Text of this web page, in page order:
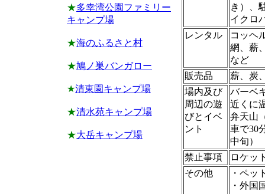
き）、
イクロ
レンタル
コッヘ
網、薪
など
販売品
薪、炭
場内及び
周辺の遊
びとイベ
ント
バーベ
近くに
弁天山
車で30
中旬）
禁止事項
ロケッ
その他
・ペッ
・外国
★多幸湾公園ファミリー
キャンプ場
★海のふるさと村
★鳩ノ巣バンガロー
★清東園キャンプ場
★清水苑キャンプ場
★大岳キャンプ場